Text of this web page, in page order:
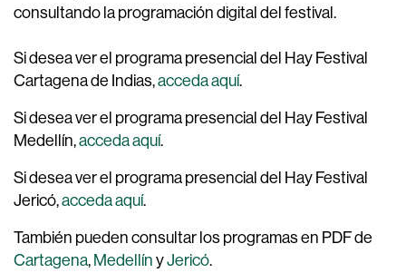
consultando la programación digital del festival .
Si desea ver el programa presencial del Hay Festival
Cartagena de Indias,acceda aquí.
Si desea ver el programa presencial del Hay Festival
Medellín,acceda aquí.
Si desea ver el programa presencial del Hay Festival
Jericó,acceda aquí.
También pueden consultar los programas en PDF de
Cartagena, Medellín yJericó.